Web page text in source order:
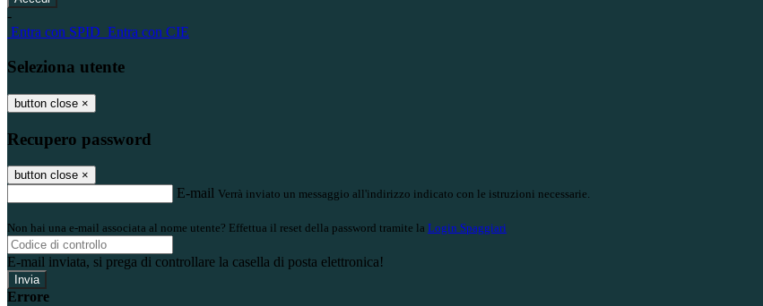
-
Entra con SPID Entra con CIE
Seleziona utente
button close ×
Recupero password
button close ×
E-mail Verrà inviato un messaggio all'indirizzo indicato con le istruzioni necessarie.
Non hai una e-mail associata al nome utente? Effettua il reset della password tramite la Login Spaggiari
E-mail inviata, si prega di controllare la casella di posta elettronica!
Errore